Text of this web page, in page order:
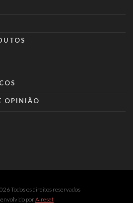
OPINIÃO
Todos os direitos reservados
porAireset